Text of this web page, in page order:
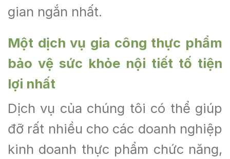
gian ngắn nhất.
Một dịch vụ gia công thực phẩm
bảo vệ sức khỏe nội tiết tố tiện
lợi nhất
Dịch vụ của chúng tôi có thể giúp
đỡ rất nhiều cho các doanh nghiệp
kinh doanh thực phẩm chức năng,